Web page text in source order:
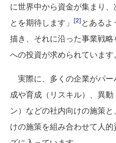
に世界中から資金が集まり
とを期待します」 [2]とある
描き、それに沿った事業戦
への投資が求められています。
実際に、多くの企業がパ
成や育成（リスキル）、異
ン）などの社内向けの施策
けの施策を組み合わせて人